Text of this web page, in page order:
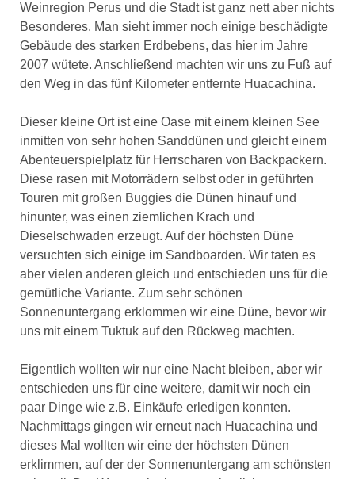
Weinregion Perus und die Stadt ist ganz nett aber nichts
Besonderes. Man sieht immer noch einige beschädigte
Gebäude des starken Erdbebens, das hier im Jahre
2007 wütete. Anschließend machten wir uns zu Fuß auf
den Weg in das fünf Kilometer entfernte Huacachina.
Dieser kleine Ort ist eine Oase mit einem kleinen See
inmitten von sehr hohen Sanddünen und gleicht einem
Abenteuerspielplatz für Herrscharen von Backpackern.
Diese rasen mit Motorrädern selbst oder in geführten
Touren mit großen Buggies die Dünen hinauf und
hinunter, was einen ziemlichen Krach und
Dieselschwaden erzeugt. Auf der höchsten Düne
versuchten sich einige im Sandboarden. Wir taten es
aber vielen anderen gleich und entschieden uns für die
gemütliche Variante. Zum sehr schönen
Sonnenuntergang erklommen wir eine Düne, bevor wir
uns mit einem Tuktuk auf den Rückweg machten.
Eigentlich wollten wir nur eine Nacht bleiben, aber wir
entschieden uns für eine weitere, damit wir noch ein
paar Dinge wie z.B. Einkäufe erledigen konnten.
Nachmittags gingen wir erneut nach Huacachina und
dieses Mal wollten wir eine der höchsten Dünen
erklimmen, auf der der Sonnenuntergang am schönsten